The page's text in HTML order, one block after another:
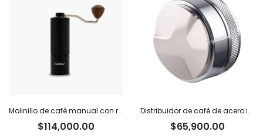
Molinillo de café manual con regulador interno Caffettino
$114,000.00
Distribuidor de café de acero inoxidable
$65,900.00